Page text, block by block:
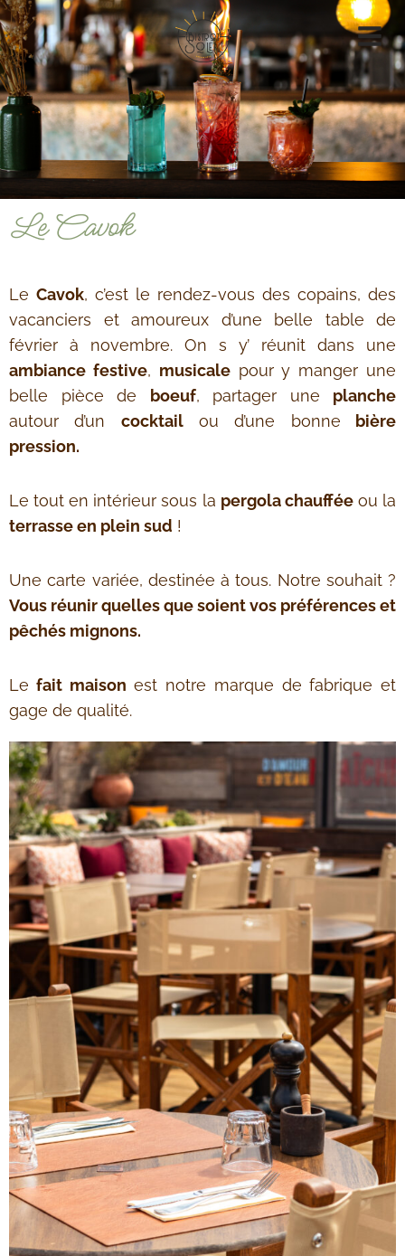
Le Cavok
Le Cavok, c’est le rendez-vous des copains, des
vacanciers et amoureux d’une belle table de
février à novembre. On s y’ réunit dans une
ambiance festive, musicalepour y manger une
belle pièce de boeuf, partager une planche
autour d’un cocktailou d’une bonne bière
pression.
Le tout en intérieur sous la pergola chaufféeou la
terrasse en plein sud !
Une carte variée, destinée à tous. Notre souhait ?
Vous réunir quelles que soient vos préférences et
pêchés mignons.
Le fait maison est notre marque de fabrique et
gage de qualité.